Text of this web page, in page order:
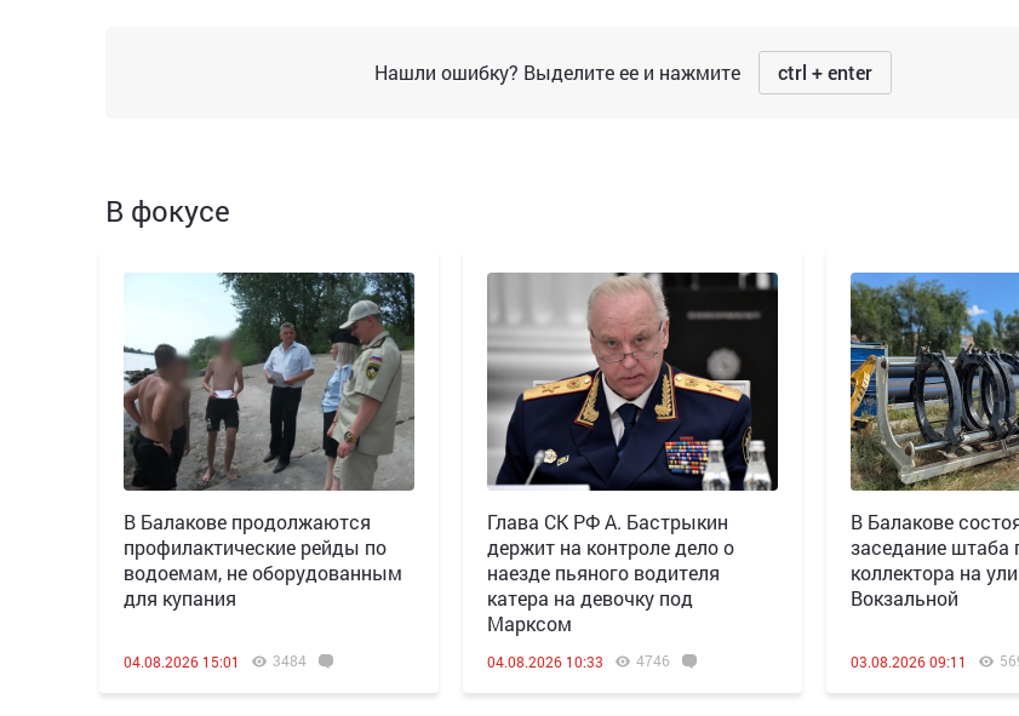
Нашли ошибку? Выделите ее и нажмите ctrl + enter
В фокусе
В Балакове продолжаются
профилактические рейды по
водоемам, не оборудованным
для купания
04.08.2026 15:01 3484
Глава СК РФ А. Бастрыкин
держит на контроле дело о
наезде пьяного водителя
катера на девочку под
Марксом
04.08.2026 10:33 4746
В Балакове
заседание штаба
коллектора на
Вокзальной
03.08.2026 09:11